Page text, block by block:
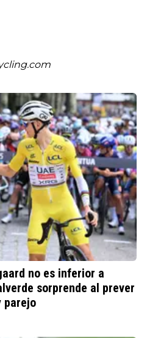
no es inferior a
sorprende al prever
parejo